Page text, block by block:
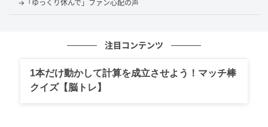
飛躍しそう」とポジティブな変化を確信しているよう
「ずっと応援しています」という熱い想いに加え、
「無理しないでくださいね」といった体調を気遣う優
しさも。「ファイト！」という短い言葉に「期待して
→「ゆっくり休んで」ファン心配の声
注目コンテンツ
1本だけ動かして計算を成立させよう！マッチ棒
クイズ【脳トレ】